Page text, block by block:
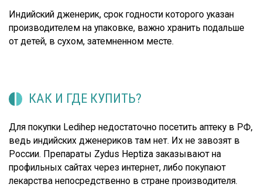
Индийский дженерик, срок годности которого указан
производителем на упаковке, важно хранить подальше
от детей, в сухом, затемненном месте.
КАК И ГДЕ КУПИТЬ?
Для покупки Ledihep недостаточно посетить аптеку в РФ,
ведь индийских дженериков там нет. Их не завозят в
России. Препараты Zydus Heptiza заказывают на
профильных сайтах через интернет, либо покупают
лекарства непосредственно в стране производителя.